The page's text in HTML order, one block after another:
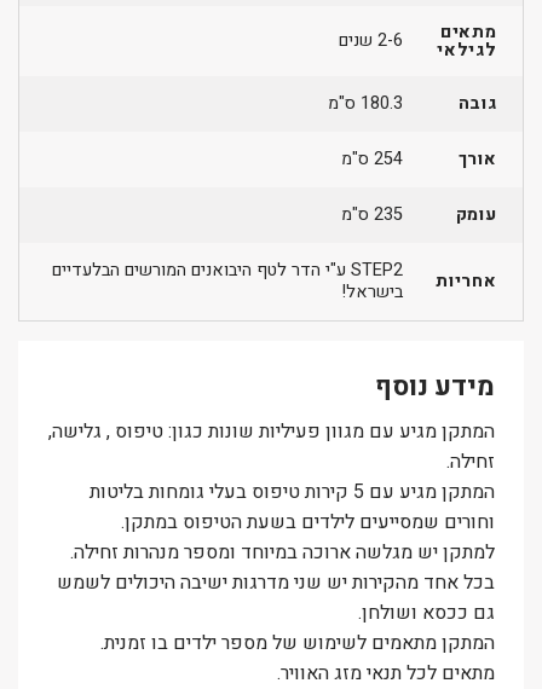
מתאים
לגילאי 2-6 שנים
גובה 180.3 ס"מ
אורך 254 ס"מ
עומק 235 ס"מ
אחריות
STEP2 ע"י הדר לטף היבואנים המורשים הבלעדיים
בישראל!
מידע נוסף
המתקן מגיע עם מגוון פעיליות שונות כגון: טיפוס , גלישה,
זחילה.
המתקן מגיע עם 5 קירות טיפוס בעלי גומחות בליטות
וחורים שמסייעים לילדים בשעת הטיפוס במתקן.
למתקן יש מגלשה ארוכה במיוחד ומספר מנהרות זחילה.
בכל אחד מהקירות יש שני מדרגות ישיבה היכולים לשמש
גם ככסא ושולחן.
המתקן מתאמים לשימוש של מספר ילדים בו זמנית.
מתאים לכל תנאי מזג האוויר.